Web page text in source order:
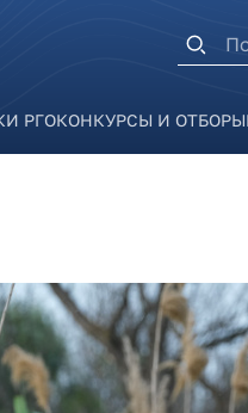
РГОКОНКУРСЫ И ОТБОРЫ